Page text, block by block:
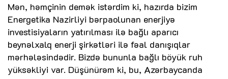
Mən, həmçinin demək istərdim ki, hazırda bizim
Energetika Nazirliyi bərpaolunan enerjiyə
investisiyaların yatırılması ilə bağlı aparıcı
beynəlxalq enerji şirkətləri ilə fəal danışıqlar
mərhələsindədir. Bizdə bununla bağlı böyük ruh
yüksəkliyi var. Düşünürəm ki, bu, Azərbaycanda